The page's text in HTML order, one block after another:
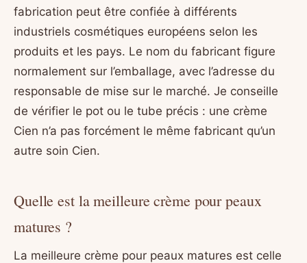
fabrication peut être confiée à différents
industriels cosmétiques européens selon les
produits et les pays. Le nom du fabricant figure
normalement sur l’emballage, avec l’adresse du
responsable de mise sur le marché. Je conseille
de vérifier le pot ou le tube précis : une crème
Cien n’a pas forcément le même fabricant qu’un
autre soin Cien.
Quelle est la meilleure crème pour peaux
matures ?
La meilleure crème pour peaux matures est celle